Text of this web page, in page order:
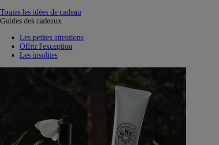
Toutes les idées de cadeau
Guides des cadeaux
Les petites attentions
Offrir l'exception
Les insolites